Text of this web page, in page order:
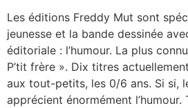
Les éditions Freddy Mut sont
jeunesse et la bande dessinée
éditoriale : l’humour. La plus
P’tit frère ». Dix titres
aux tout-petits, les 0/6 ans. Si si,
apprécient énormément l’humour.